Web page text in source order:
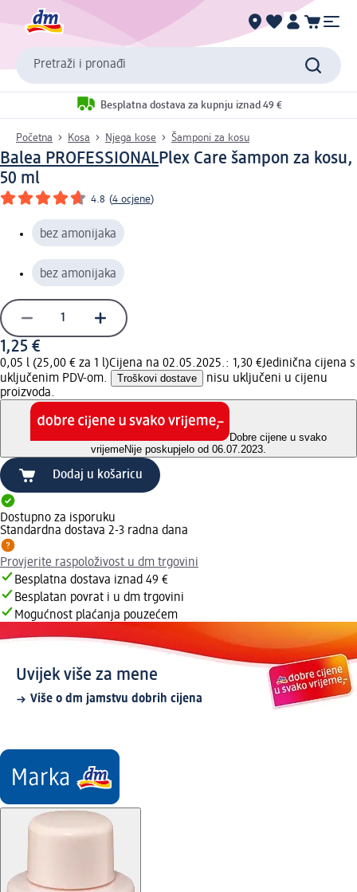
Pretraži i pronađi
Besplatna dostava za kupnju iznad 49 €
Početna Kosa Njega kose Šamponi za kosu
Balea PROFESSIONALPlex Care šampon za kosu,
50 ml
4.8 (4 ocjene)
bez amonijaka
bez amonijaka
1,25 €
0,05 l (25,00 € za 1 l)Cijena na 02.05.2025.: 1,30 €Jedinična cijena s
uključenim PDV-om.
Troškovi dostave
nisu uključeni u cijenu
proizvoda.
Dobre cijene u svako
vrijemeNije poskupjelo od 06.07.2023.
Dodaj u košaricu
Dostupno za isporuku
Standardna dostava 2-3 radna dana
Provjerite raspoloživost u dm trgovini
Besplatna dostava iznad 49 €
Besplatan povrat i u dm trgovini
Mogućnost plaćanja pouzećem
Uvijek više za mene
Više o dm jamstvu dobrih cijena